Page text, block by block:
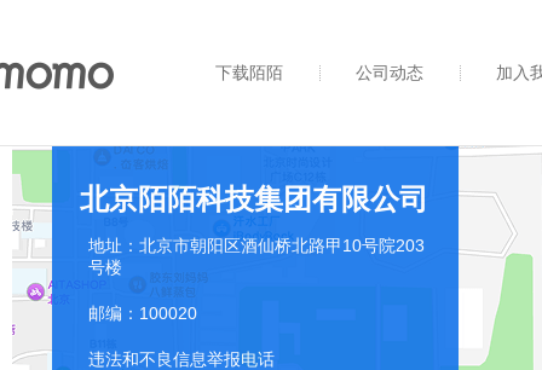
下载陌陌 公司动态 加入
北京陌陌科技集团有限公司
地址：北京市朝阳区酒仙桥北路甲10号院203
号楼
邮编：100020
违法和不良信息举报电话